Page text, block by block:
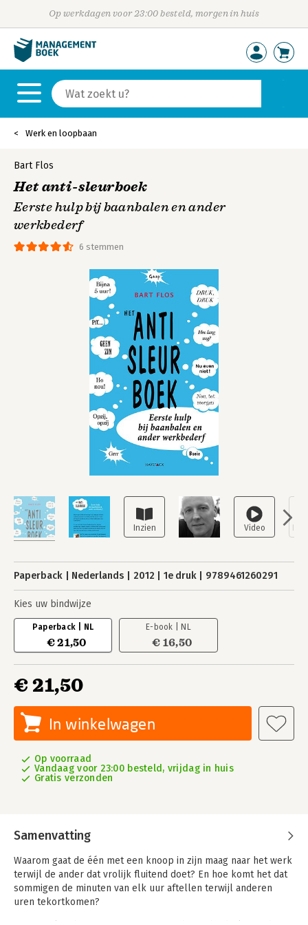
Op werkdagen voor 23:00 besteld, morgen in huis
Werk en loopbaan
6 stemmen
Bart Flos
Het anti-sleurboek
Eerste hulp bij baanbalen en ander
werkbederf
Paperback Nederlands 2012 1e druk 9789461260291
Kies uw bindwijze
Paperback | NL
€ 21,50
E-book | NL
€ 16,50
€ 21,50
In winkelwagen
Op voorraad
Vandaag voor 23:00 besteld, vrijdag in huis
Gratis verzonden
Samenvatting
Waarom gaat de één met een knoop in zijn maag naar het werk
terwijl de ander dat vrolijk fluitend doet? En hoe komt het dat
sommigen de minuten van elk uur aftellen terwijl anderen
uren tekortkomen?